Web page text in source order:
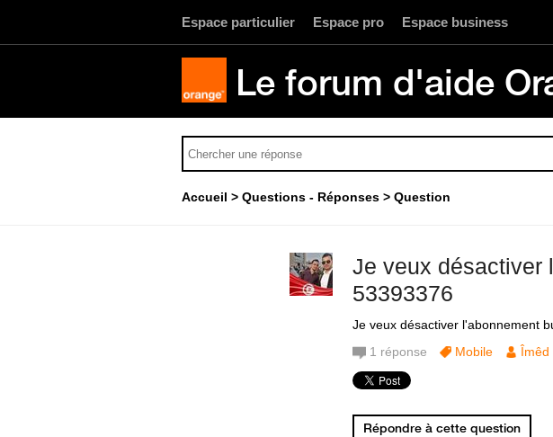
Espace particulier Espace pro Espace business
Le forum d'aide
Accueil Questions - Réponses Question
Je veux désactiver
53393376
Je veux désactiver l'abonnement
1 réponse Mobile Îmêd
Répondre à cette question